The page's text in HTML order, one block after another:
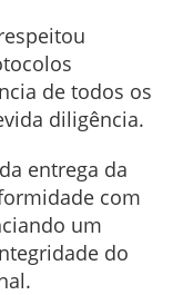
de todos os
diligência.
entrega da
com
um
do